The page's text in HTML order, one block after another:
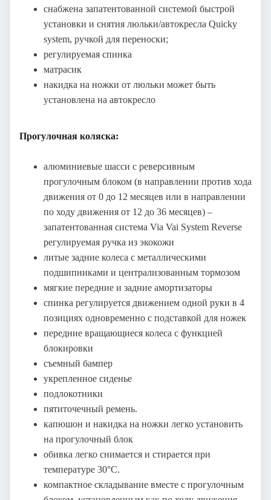
снабжена запатентованной системой быстрой
установки и снятия люльки/автокресла Quicky
system, ручкой для переноски;
регулируемая спинка
матрасик
накидка на ножки от люльки может быть
установлена на автокресло
Прогулочная коляска:
алюминиевые шасси с реверсивным
прогулочным блоком (в направлении против хода
движения от 0 до 12 месяцев или в направлении
по ходу движения от 12 до 36 месяцев) –
запатентованная система Via Vai System Reverse
регулируемая ручка из экокожи
литые задние колеса с металлическими
подшипниками и централизованным тормозом
мягкие передние и задние амортизаторы
спинка регулируется движением одной руки в 4
позициях одновременно с подставкой для ножек
передние вращающиеся колеса с функцией
блокировки
съемный бампер
укрепленное сиденье
подлокотники
пятиточечный ремень.
капюшон и накидка на ножки легко установить
на прогулочный блок
обивка легко снимается и стирается при
температуре 30°C.
компактное складывание вместе с прогулочным